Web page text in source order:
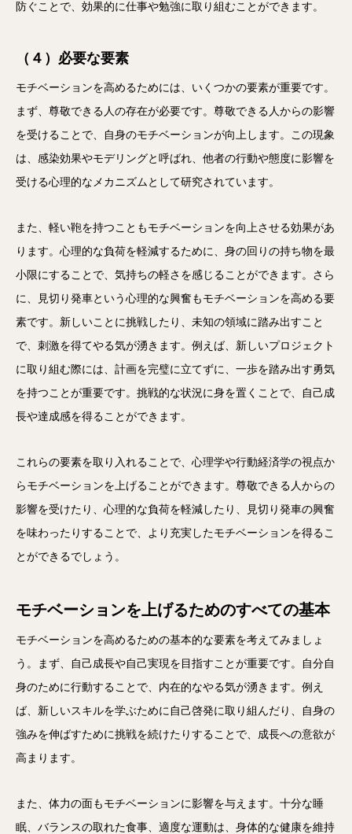
防ぐことで、効果的に仕事や勉強に取り組むことができます。
（４）必要な要素
モチベーションを高めるためには、いくつかの要素が重要です。
まず、尊敬できる人の存在が必要です。尊敬できる人からの影響
を受けることで、自身のモチベーションが向上します。この現象
は、感染効果やモデリングと呼ばれ、他者の行動や態度に影響を
受ける心理的なメカニズムとして研究されています。
また、軽い鞄を持つこともモチベーションを向上させる効果があ
ります。心理的な負荷を軽減するために、身の回りの持ち物を最
小限にすることで、気持ちの軽さを感じることができます。さら
に、見切り発車という心理的な興奮もモチベーションを高める要
素です。新しいことに挑戦したり、未知の領域に踏み出すこと
で、刺激を得てやる気が湧きます。例えば、新しいプロジェクト
に取り組む際には、計画を完璧に立てずに、一歩を踏み出す勇気
を持つことが重要です。挑戦的な状況に身を置くことで、自己成
長や達成感を得ることができます。
これらの要素を取り入れることで、心理学や行動経済学の視点か
らモチベーションを上げることができます。尊敬できる人からの
影響を受けたり、心理的な負荷を軽減したり、見切り発車の興奮
を味わったりすることで、より充実したモチベーションを得るこ
とができるでしょう。
モチベーションを上げるためのすべての基本
モチベーションを高めるための基本的な要素を考えてみましょ
う。まず、自己成長や自己実現を目指すことが重要です。自分自
身のために行動することで、内在的なやる気が湧きます。例え
ば、新しいスキルを学ぶために自己啓発に取り組んだり、自身の
強みを伸ばすために挑戦を続けたりすることで、成長への意欲が
高まります。
また、体力の面もモチベーションに影響を与えます。十分な睡
眠、バランスの取れた食事、適度な運動は、身体的な健康を維持